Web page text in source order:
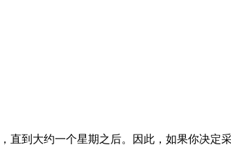
，直到大约一个星期之后。因此，如果你决